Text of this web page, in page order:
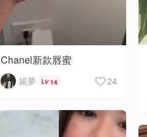
Chanel新款唇蜜
婲夢 14 24